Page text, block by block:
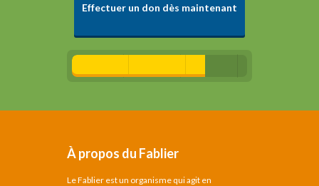
Effectuer un don dès maintenant
À propos du Fablier
Le Fablier est un organisme qui agit en